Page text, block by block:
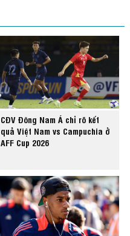
CĐV Đông Nam Á chỉ rõ kết
quả Việt Nam vs Campuchia ở
AFF Cup 2026